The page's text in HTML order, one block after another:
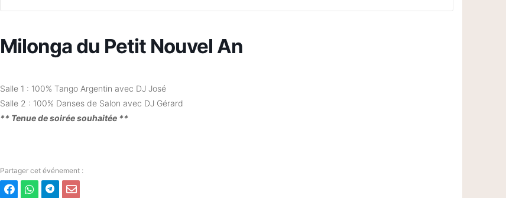
Milonga du Petit Nouvel An
Salle 1 : 100% Tango Argentin avec DJ José
Salle 2 : 100% Danses de Salon avec DJ Gérard
** Tenue de soirée souhaitée **